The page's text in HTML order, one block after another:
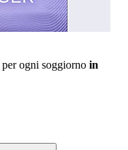
per ogni soggiorno in